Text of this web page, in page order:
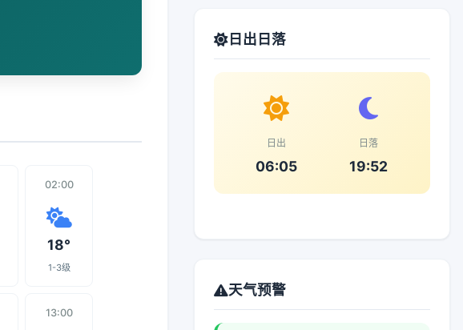
02:00
18°
1-3级
13:00
日出日落
日出
06:05
日落
19:52
天气预警